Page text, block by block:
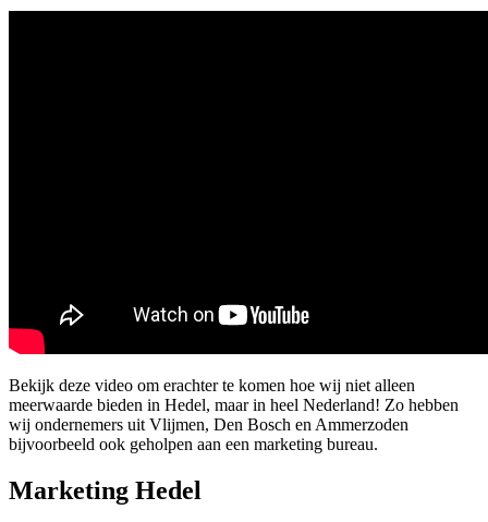
Bekijk deze video om erachter te komen hoe wij niet alleen
meerwaarde bieden in Hedel, maar in heel Nederland! Zo hebben
wij ondernemers uit Vlijmen, Den Bosch en Ammerzoden
bijvoorbeeld ook geholpen aan een marketing bureau.
Marketing Hedel